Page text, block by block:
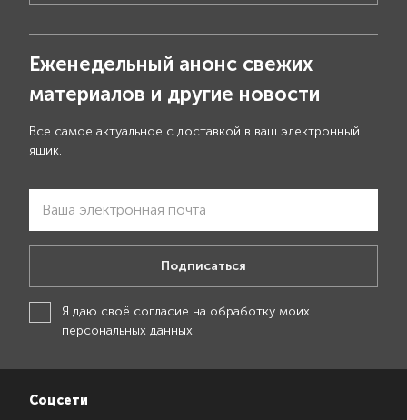
Еженедельный анонс свежих
материалов и другие новости
Все самое актуальное с доставкой в ваш электронный
ящик.
Подписаться
Я даю своё согласие на обработку моих
персональных данных
Соцсети